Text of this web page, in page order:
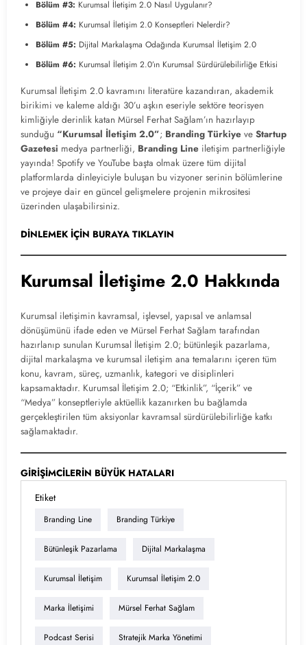
Bölüm #3: Kurumsal İletişim 2.0 Nasıl Uygulanır?
Bölüm #4: Kurumsal İletişim 2.0 Konseptleri Nelerdir?
Bölüm #5: Dijital Markalaşma Odağında Kurumsal İletişim 2.0
Bölüm #6: Kurumsal İletişim 2.0’ın Kurumsal Sürdürülebilirliğe Etkisi
Kurumsal İletişim 2.0 kavramını literatüre kazandıran, akademik
birikimi ve kaleme aldığı 30’u aşkın eseriyle sektöre teorisyen
kimliğiyle derinlik katan Mürsel Ferhat Sağlam’ın hazırlayıp
sunduğu “Kurumsal İletişim 2.0”; Branding Türkiye ve Startup
Gazetesi medya partnerliği, Branding Line iletişim partnerliğiyle
yayında! Spotify ve YouTube başta olmak üzere tüm dijital
platformlarda dinleyiciyle buluşan bu vizyoner serinin bölümlerine
ve projeye dair en güncel gelişmelere projenin mikrositesi
üzerinden ulaşabilirsiniz.
DİNLEMEK İÇİN BURAYA TIKLAYIN
Kurumsal İletişime 2.0 Hakkında
Kurumsal iletişimin kavramsal, işlevsel, yapısal ve anlamsal
dönüşümünü ifade eden ve Mürsel Ferhat Sağlam tarafından
hazırlanıp sunulan Kurumsal İletişim 2.0; bütünleşik pazarlama,
dijital markalaşma ve kurumsal iletişim ana temalarını içeren tüm
konu, kavram, süreç, uzmanlık, kategori ve disiplinleri
kapsamaktadır. Kurumsal İletişim 2.0; “Etkinlik”, “İçerik” ve
“Medya” konseptleriyle aktüellik kazanırken bu bağlamda
gerçekleştirilen tüm aksiyonlar kavramsal sürdürülebilirliğe katkı
sağlamaktadır.
GİRİŞİMCİLERİN BÜYÜK HATALARI
Etiket
Branding Line Branding Türkiye
Bütünleşik Pazarlama Dijital Markalaşma
Kurumsal İletişim Kurumsal İletişim 2.0
Marka İletişimi Mürsel Ferhat Sağlam
Podcast Serisi Stratejik Marka Yönetimi